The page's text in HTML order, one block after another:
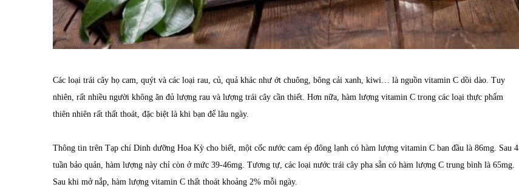
Các loại trái cây họ cam, quýt và các loại rau, củ, quả khác như ớt chuông, bông cải xanh, kiwi… là nguồn vitamin C dồi dào. Tuy
nhiên, rất nhiều người không ăn đủ lượng rau và lượng trái cây cần thiết. Hơn nữa, hàm lượng vitamin C trong các loại thực phẩm
thiên nhiên rất thất thoát, đặc biệt là khi bạn để lâu ngày.
Thông tin trên Tạp chí Dinh dưỡng Hoa Kỳ cho biết, một cốc nước cam ép đông lạnh có hàm lượng vitamin C ban đầu là 86mg. Sau 4
tuần bảo quản, hàm lượng này chỉ còn ở mức 39-46mg. Tương tự, các loại nước trái cây pha sẵn có hàm lượng C trung bình là 65mg.
Sau khi mở nắp, hàm lượng vitamin C thất thoát khoảng 2% mỗi ngày.